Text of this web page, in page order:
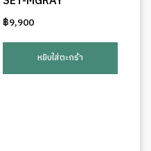
฿9,900
หยิบใส่ตะกร้า